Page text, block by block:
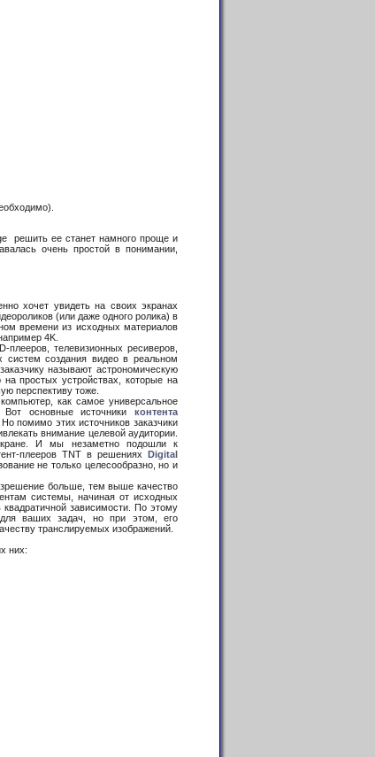
решить ее станет намного проще и
очень простой в понимании,
хочет увидеть на своих экранах
(или даже одного ролика) в
времени из исходных материалов
4K.
телевизионных ресиверов,
систем создания видео в реальном
называют астрономическую
простых устройствах, которые на
перспективу тоже.
как самое универсальное
Вот основные источники контента
помимо этих источников заказчики
внимание целевой аудитории.
И мы незаметно подошли к
плеерoв TNT в решенияхDigital
не только целесообразно, но и
больше, тем выше качество
системы, начиная от исходных
квадратичной зависимости. По этому
ваших задач, но при этом, его
транслируемых изображений.
них: